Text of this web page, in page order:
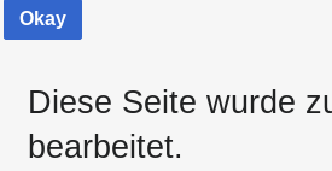
Okay
Diese Seite wurde
bearbeitet.